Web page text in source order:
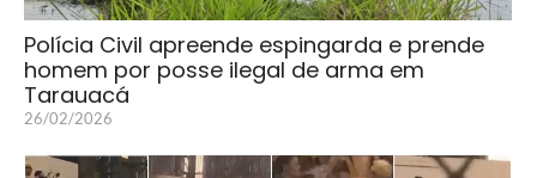
Polícia Civil apreende espingarda e prende
homem por posse ilegal de arma em
Tarauacá
26/02/2026